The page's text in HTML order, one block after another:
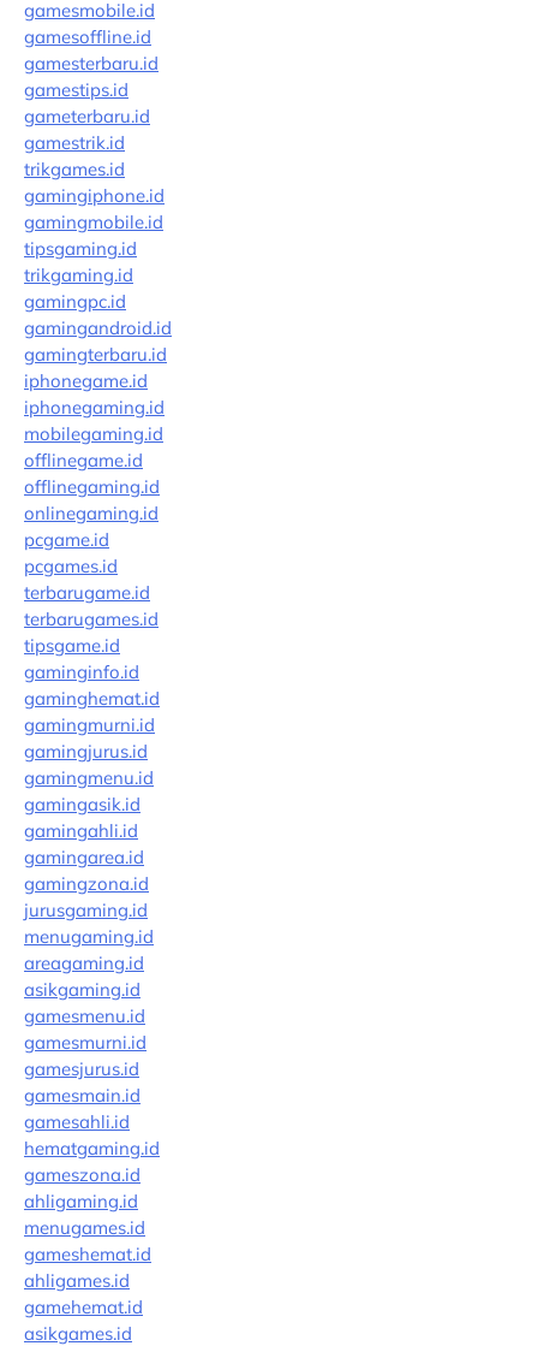
gamesmobile.id
gamesoffline.id
gamesterbaru.id
gamestips.id
gameterbaru.id
gamestrik.id
trikgames.id
gamingiphone.id
gamingmobile.id
tipsgaming.id
trikgaming.id
gamingpc.id
gamingandroid.id
gamingterbaru.id
iphonegame.id
iphonegaming.id
mobilegaming.id
offlinegame.id
offlinegaming.id
onlinegaming.id
pcgame.id
pcgames.id
terbarugame.id
terbarugames.id
tipsgame.id
gaminginfo.id
gaminghemat.id
gamingmurni.id
gamingjurus.id
gamingmenu.id
gamingasik.id
gamingahli.id
gamingarea.id
gamingzona.id
jurusgaming.id
menugaming.id
areagaming.id
asikgaming.id
gamesmenu.id
gamesmurni.id
gamesjurus.id
gamesmain.id
gamesahli.id
hematgaming.id
gameszona.id
ahligaming.id
menugames.id
gameshemat.id
ahligames.id
gamehemat.id
asikgames.id